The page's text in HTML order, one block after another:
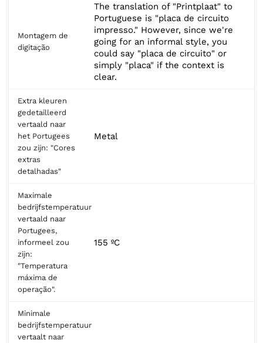
Montagem de
digitação
The translation of "Printplaat" to
Portuguese is "placa de circuito
impresso." However, since we're
going for an informal style, you
could say "placa de circuito" or
simply "placa" if the context is
clear.
Extra kleuren
gedetailleerd
vertaald naar
het Portugees
zou zijn: "Cores
extras
detalhadas"
Metal
Maximale
bedrijfstemperatuur
vertaald naar
Portugees,
informeel zou
zijn:
"Temperatura
máxima de
operação".
155 ºC
Minimale
bedrijfstemperatuur
vertaalt naar